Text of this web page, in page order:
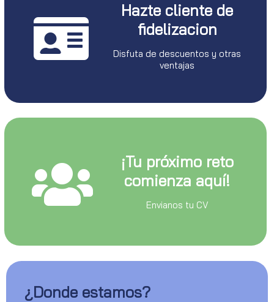
Hazte cliente de
fidelizacion
Disfuta de descuentos y otras
ventajas
¡Tu próximo reto
comienza aquí!
Envianos tu CV
¿Donde estamos?